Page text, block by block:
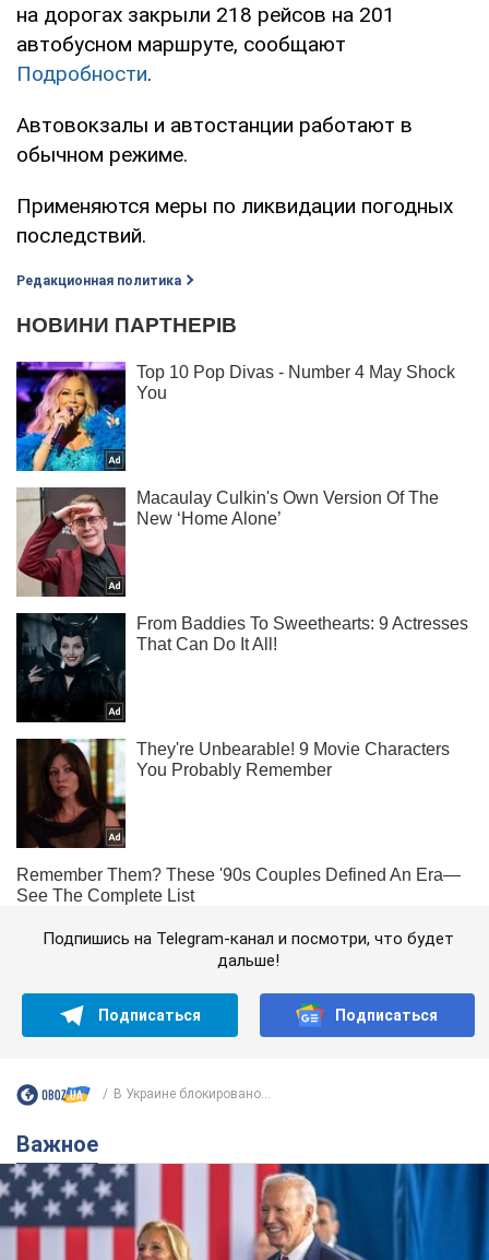
на дорогах закрыли 218 рейсов на 201
автобусном маршруте, сообщают
Подробности.
Автовокзалы и автостанции работают в
обычном режиме.
Применяются меры по ликвидации погодных
последствий.
Редакционная политика
Подпишись на Telegram-канал и посмотри, что будет
дальше!
Подписаться Подписаться
В Украине блокировано...
Важное